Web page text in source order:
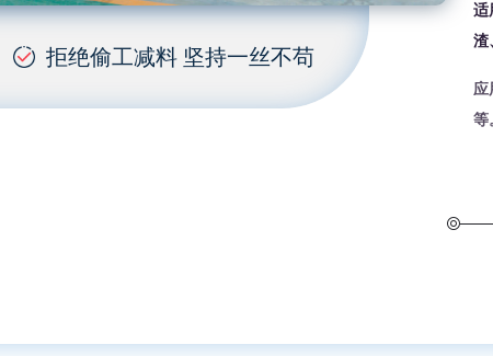
拒绝偷工减料 坚持一丝不苟
适
渣
应
等